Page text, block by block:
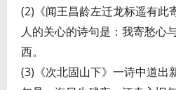
(2)《闻王昌龄左迁龙标遥有此
人的关心的诗句是：我寄愁心
西。
(3)《次北固山下》一诗中道出